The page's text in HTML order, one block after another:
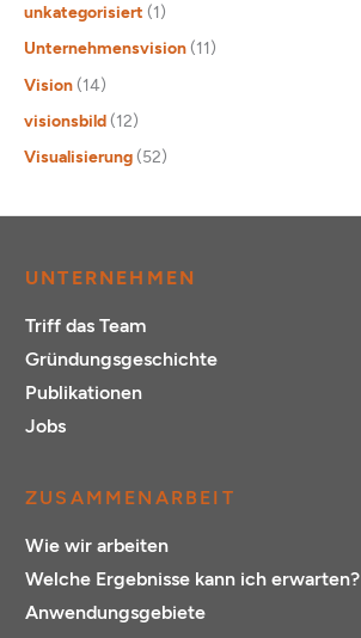
unkategorisiert (1)
Unternehmensvision (11)
Vision (14)
visionsbild (12)
Visualisierung (52)
UNTERNEHMEN
Triff das Team
Gründungsgeschichte
Publikationen
Jobs
ZUSAMMENARBEIT
Wie wir arbeiten
Welche Ergebnisse kann ich erwarten?
Anwendungsgebiete